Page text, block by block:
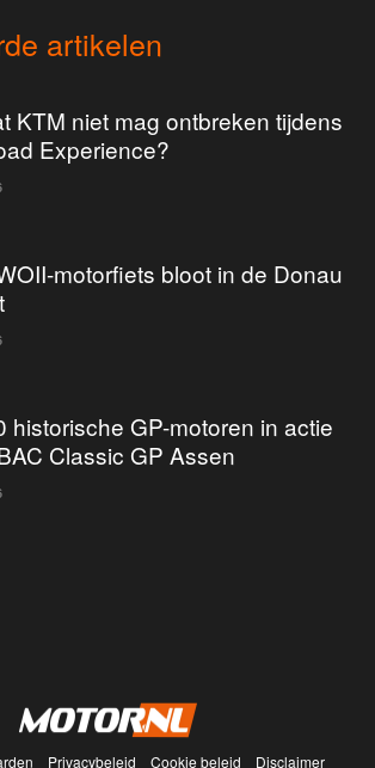
artikelen
KTM niet mag ontbreken tijdens
Experience?
motorfiets bloot in de Donau
historische GP-motoren in actie
Classic GP Assen
Privacybeleid Cookie beleid Disclaimer